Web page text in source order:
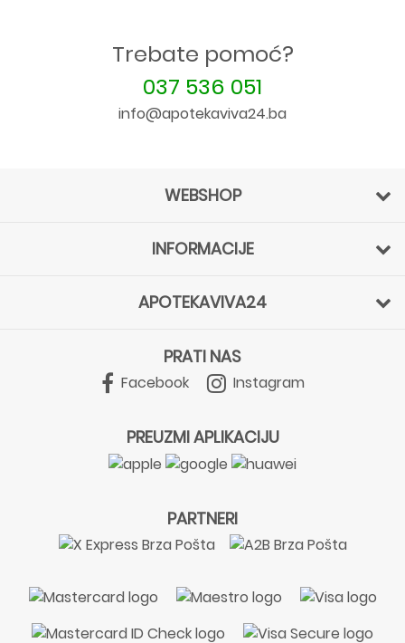
Trebate pomoć?
037 536 051
info@apotekaviva24.ba
WEBSHOP
INFORMACIJE
APOTEKAVIVA24
PRATI NAS
Facebook Instagram
PREUZMI APLIKACIJU
PARTNERI